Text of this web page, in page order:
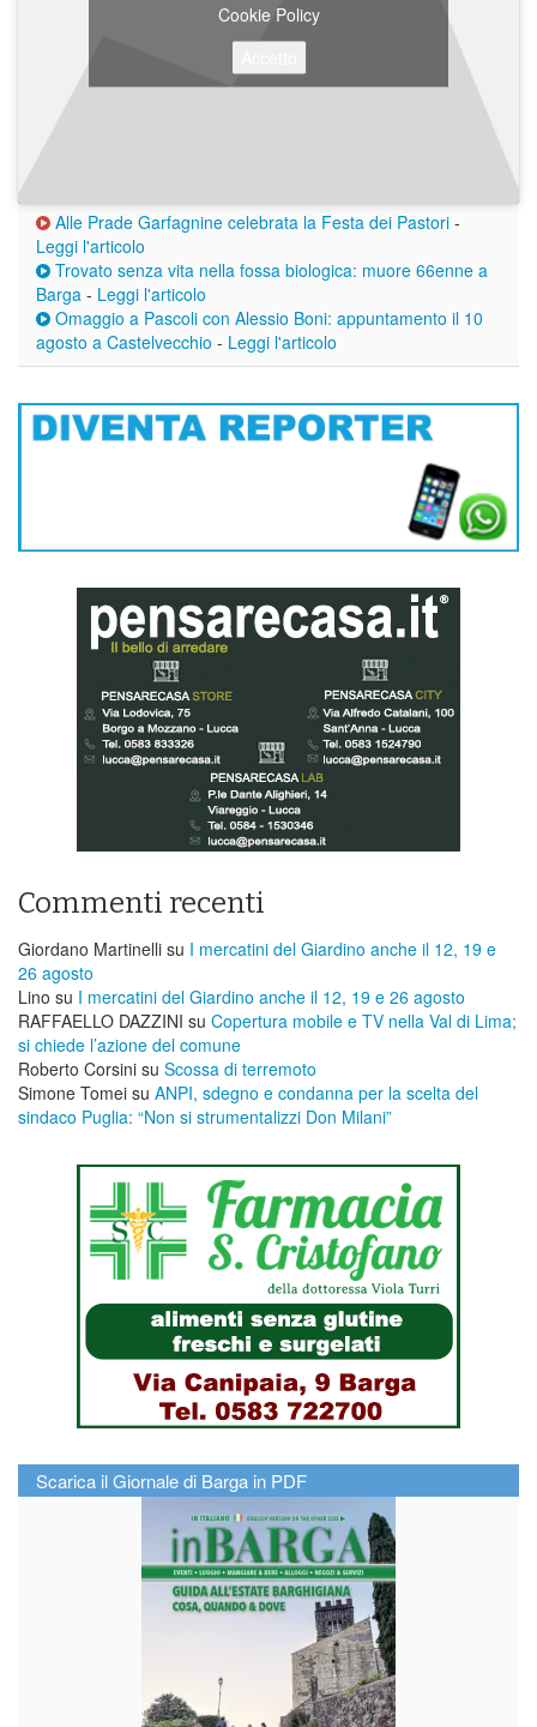
Cookie Policy
Alle Prade Garfagnine celebrata la Festa dei Pastori -
Leggi l'articolo
Trovato senza vita nella fossa biologica: muore 66enne a
Barga - Leggi l'articolo
Omaggio a Pascoli con Alessio Boni: appuntamento il 10
agosto a Castelvecchio - Leggi l'articolo
Commenti recenti
Giordano Martinelli su I mercatini del Giardino anche il 12, 19 e
26 agosto
Lino su I mercatini del Giardino anche il 12, 19 e 26 agosto
RAFFAELLO DAZZINI su ​Copertura mobile e TV nella Val di Lima;
si chiede l’azione del comune
Roberto Corsini su Scossa di terremoto
Simone Tomei su ANPI, sdegno e condanna per la scelta del
sindaco Puglia: “Non si strumentalizzi Don Milani”
Scarica il Giornale di Barga in PDF